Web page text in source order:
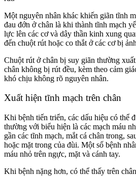
Một nguyên nhân khác khiến giãn tĩnh
đau đớn ở chân là khi thành tĩnh mạch
lực lên các cơ và dây thần kinh xung
đến chuột rút hoặc co thắt ở các cơ bị
Chuột rút ở chân bị suy giãn thường
chân không bị rút đều, kèm theo cảm
khó chịu không rõ nguyên nhân.
Xuất hiện tĩnh mạch trên chân
Khi bệnh tiến triển, các dấu hiệu có thể
thường với biểu hiện là các mạch máu
gần các tĩnh mạch, mắt cá chân trong,
hoặc mặt trong của đùi. Một số bệnh
máu nhỏ trên ngực, mặt và cánh tay.
Khi bệnh nặng hơn, có thể thấy trên